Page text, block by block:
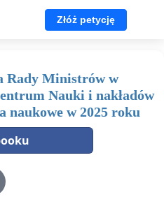
Złóż petycję
Rady Ministrów w
Nauki i nakładów
naukowe w 2025 roku